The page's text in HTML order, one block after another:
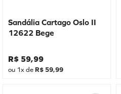
Sandália Cartago Oslo II
12622 Bege
R$ 59,99
ou 1x de R$ 59,99